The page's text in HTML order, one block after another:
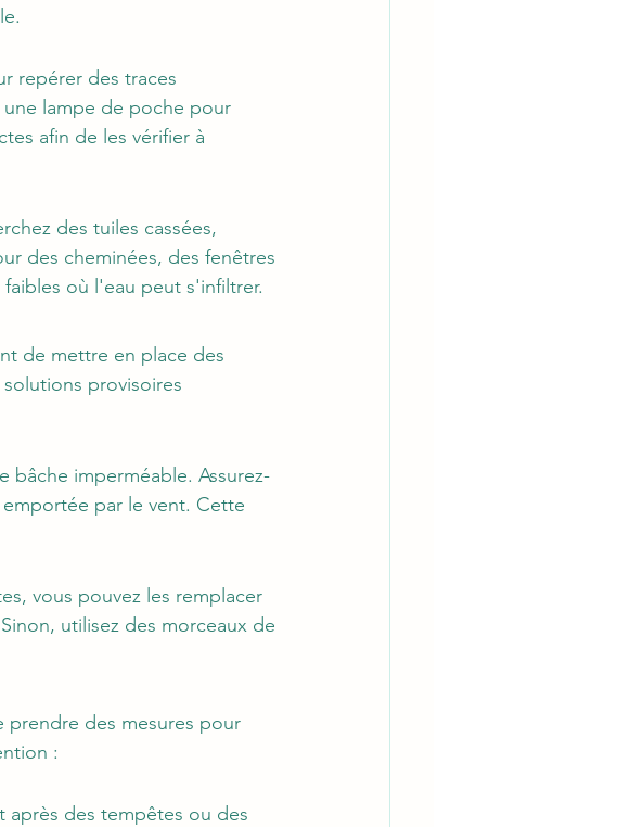
repérer des traces
lampe de poche pour
afin de les vérifier à
des tuiles cassées,
des cheminées, des fenêtres
où l'eau peut s'infiltrer.
de mettre en place des
provisoires
bâche imperméable. Assurez-
par le vent. Cette
vous pouvez les remplacer
utilisez des morceaux de
prendre des mesures pour
:
des tempêtes ou des